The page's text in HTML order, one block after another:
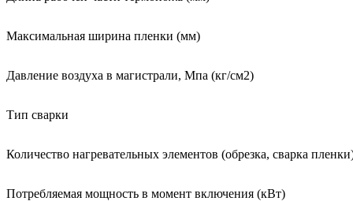
Максимальная ширина пленки (мм)
Давление воздуха в магистрали, Мпа (кг/см2)
Тип сварки
Количество нагревательных элементов (обрезка, сварка
Потребляемая мощность в момент включения (кВт)